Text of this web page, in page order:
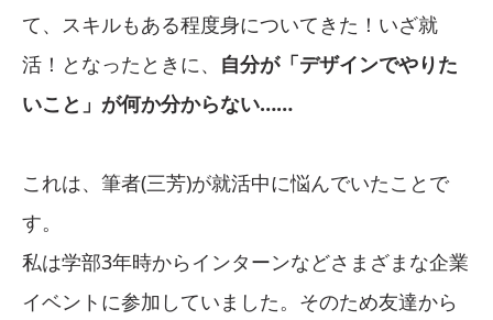
て、スキルもある程度身についてきた！いざ就
活！となったときに、 自分が「デザインでやりた
いこと」が何か分からない……
これは、筆者(三芳)が就活中に悩んでいたことで
す。
私は学部3年時からインターンなどさまざまな企業
イベントに参加していました。そのため友達から